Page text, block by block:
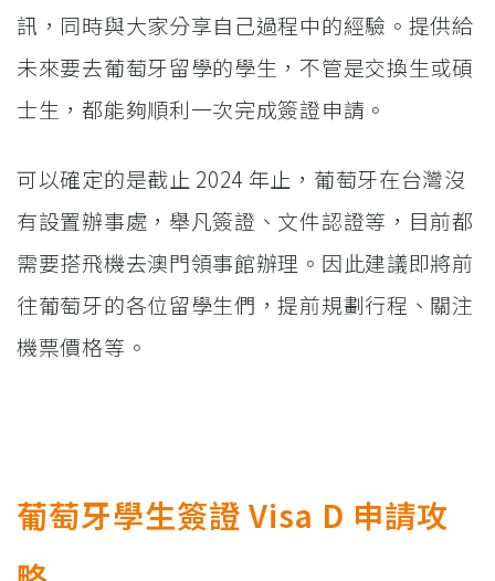
訊，同時與大家分享自己過程中的經驗。提供給
未來要去葡萄牙留學的學生，不管是交換生或碩
士生，都能夠順利一次完成簽證申請。
可以確定的是截止 2024 年止，葡萄牙在台灣沒
有設置辦事處，舉凡簽證、文件認證等，目前都
需要搭飛機去澳門領事館辦理。因此建議即將前
往葡萄牙的各位留學生們，提前規劃行程、關注
機票價格等。
葡萄牙學生簽證 Visa D 申請攻